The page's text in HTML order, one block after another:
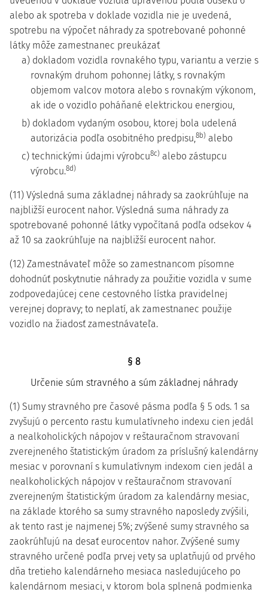
alebo ak spotreba v doklade vozidla nie je uvedená,
spotrebu na výpočet náhrady za spotrebované pohonné
látky môže zamestnanec preukázať
a) dokladom vozidla rovnakého typu, variantu a verzie s
rovnakým druhom pohonnej látky, s rovnakým
objemom valcov motora alebo s rovnakým výkonom,
ak ide o vozidlo poháňané elektrickou energiou,
b) dokladom vydaným osobou, ktorej bola udelená
autorizácia podľa osobitného predpisu,8b) alebo
c) technickými údajmi výrobcu8c) alebo zástupcu
výrobcu.8d)
(11) Výsledná suma základnej náhrady sa zaokrúhľuje na
najbližší eurocent nahor. Výsledná suma náhrady za
spotrebované pohonné látky vypočítaná podľa odsekov 4
až 10 sa zaokrúhľuje na najbližší eurocent nahor.
(12) Zamestnávateľ môže so zamestnancom písomne
dohodnúť poskytnutie náhrady za použitie vozidla v sume
zodpovedajúcej cene cestovného lístka pravidelnej
verejnej dopravy; to neplatí, ak zamestnanec použije
vozidlo na žiadosť zamestnávateľa.
§ 8
Určenie súm stravného a súm základnej náhrady
(1) Sumy stravného pre časové pásma podľa § 5 ods. 1 sa
zvyšujú o percento rastu kumulatívneho indexu cien jedál
a nealkoholických nápojov v reštauračnom stravovaní
zverejneného štatistickým úradom za príslušný kalendárny
mesiac v porovnaní s kumulatívnym indexom cien jedál a
nealkoholických nápojov v reštauračnom stravovaní
zverejneným štatistickým úradom za kalendárny mesiac,
na základe ktorého sa sumy stravného naposledy zvýšili,
ak tento rast je najmenej 5%; zvýšené sumy stravného sa
zaokrúhľujú na desať eurocentov nahor. Zvýšené sumy
stravného určené podľa prvej vety sa uplatňujú od prvého
dňa tretieho kalendárneho mesiaca nasledujúceho po
kalendárnom mesiaci, v ktorom bola splnená podmienka